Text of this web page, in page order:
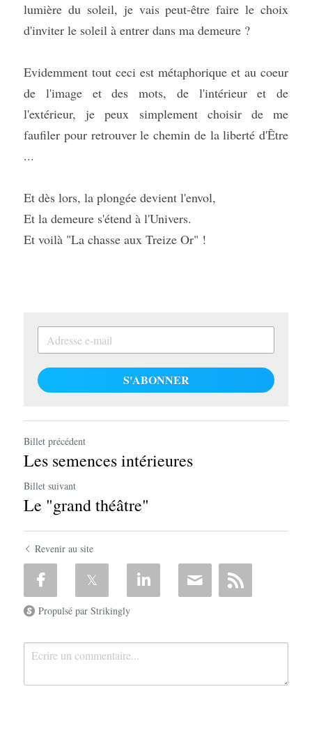
lumière du soleil, je vais peut-être faire le choix
d'inviter le soleil à entrer dans ma demeure ?
Evidemment tout ceci est métaphorique et au coeur
de l'image et des mots, de l'intérieur et de
l'extérieur, je peux simplement choisir de me
faufiler pour retrouver le chemin de la liberté d'Être
...
Et dès lors, la plongée devient l'envol,
Et la demeure s'étend à l'Univers.
Et voilà "La chasse aux Treize Or" !
S'ABONNER
Billet précédent
Les semences intérieures
Billet suivant
Le "grand théâtre"
Revenir au site
Propulsé par Strikingly